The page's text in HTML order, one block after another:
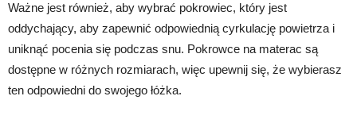
Ważne jest również, aby wybrać pokrowiec, który jest
oddychający, aby zapewnić odpowiednią cyrkulację powietrza i
uniknąć pocenia się podczas snu. Pokrowce na materac są
dostępne w różnych rozmiarach, więc upewnij się, że wybierasz
ten odpowiedni do swojego łóżka.